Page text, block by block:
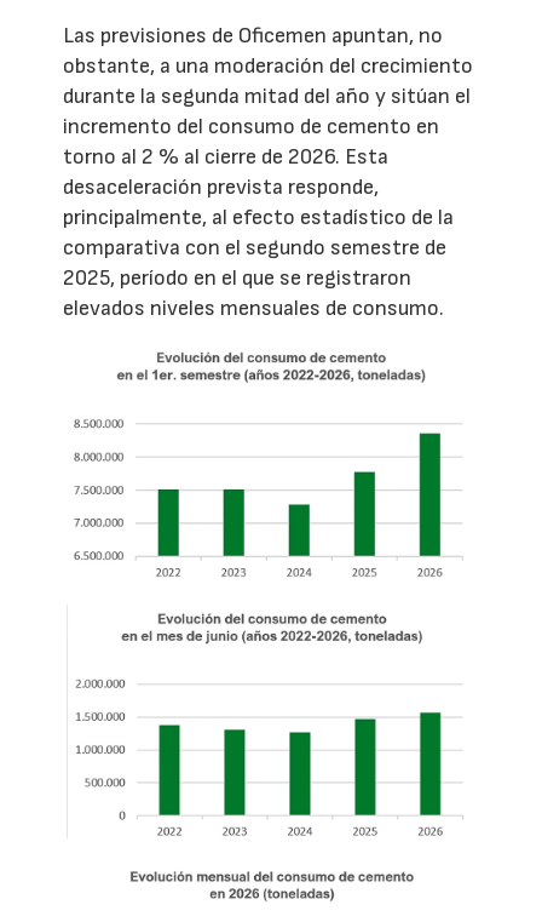
Las previsiones de Oficemen apuntan, no
obstante, a una moderación del crecimiento
durante la segunda mitad del año y sitúan el
incremento del consumo de cemento en
torno al 2 % al cierre de 2026. Esta
desaceleración prevista responde,
principalmente, al efecto estadístico de la
comparativa con el segundo semestre de
2025, período en el que se registraron
elevados niveles mensuales de consumo.